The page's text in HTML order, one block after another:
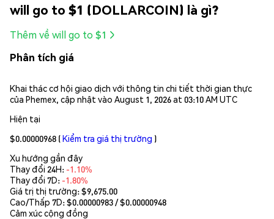
will go to $1 (DOLLARCOIN) là gì?
Thêm về will go to $1
Phân tích giá
Khai thác cơ hội giao dịch với thông tin chi tiết thời gian thực
của Phemex, cập nhật vào August 1, 2026 at 03:10 AM UTC
Hiện tại
$0.00000968 (Kiểm tra giá thị trường )
Xu hướng gần đây
Thay đổi 24H: -1.10%
Thay đổi 7D: -1.80%
Giá trị thị trường:$9,675.00
Cao/Thấp 7D: $0.00000983/ $0.00000948
Cảm xúc cộng đồng